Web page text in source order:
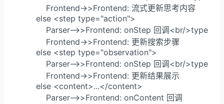
            Frontend->>Frontend: 流式更新思考内容
        else <step type="action">
Parser-->>Frontend: onStep 回调<br/
            Frontend->>Frontend: 更新搜索步骤
        else <step type="observation">
Parser-->>Frontend: onStep 回调<br/
            Frontend->>Frontend: 更新结果展示
        else <content>...</content>
            Parser-->>Frontend: onContent 回调